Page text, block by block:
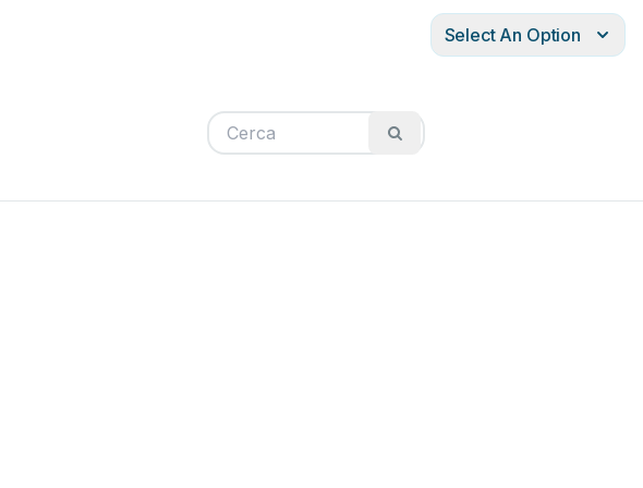
Select An Option